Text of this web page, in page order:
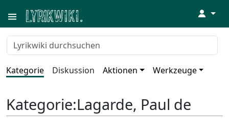
↓
Kategorie Diskussion Aktionen Werkzeuge
Kategorie:Lagarde, Paul de